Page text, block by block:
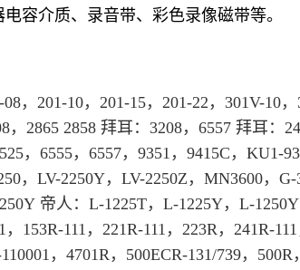
容介质、录音带、彩色录像磁带等。
，201-10，201-15，201-22，301V-10，
，2865 2858 拜耳 ：3208，6557 拜耳 ：
，6555，6557，9351，9415C，KU1-
，LV-2250Y，LV-2250Z，MN3600，
帝人：L-1225T，L-1225Y，L-
，153R-111，221R-111，223R，241R-
，4701R，500ECR-131/739，